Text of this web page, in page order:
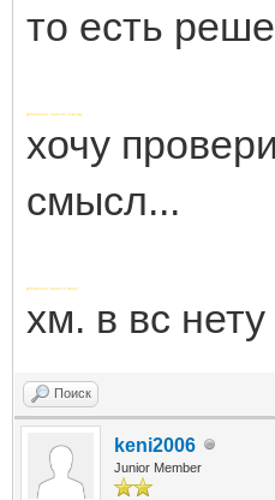
то есть
Добавлено через 41 секунду
хочу
смысл...
Добавлено через 14 минут
хм. в вс
Поиск
keni2006
Junior Member